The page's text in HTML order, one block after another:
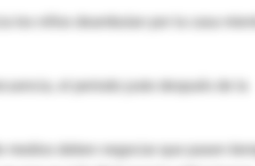
deben negociar que pasen